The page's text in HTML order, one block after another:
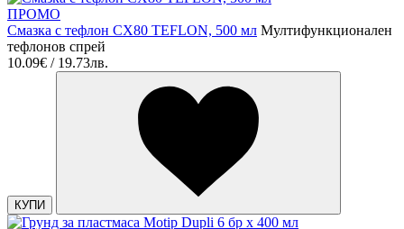
ПРОМО
Смазка с тефлон CX80 TEFLON, 500 мл Мултифункционален
тефлонов спрей
10.09€ / 19.73лв.
КУПИ